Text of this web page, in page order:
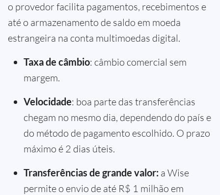
o provedor facilita pagamentos, recebimentos e
até o armazenamento de saldo em moeda
estrangeira na conta multimoedas digital.
Taxa de câmbio: câmbio comercial sem
margem.
Velocidade: boa parte das transferências
chegam no mesmo dia, dependendo do país e
do método de pagamento escolhido. O prazo
máximo é 2 dias úteis.
Transferências de grande valor: a Wise
permite o envio de até R$ 1 milhão em